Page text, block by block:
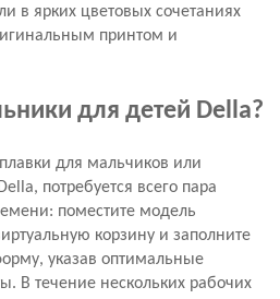
в ярких цветовых сочетаниях
принтом и
для детей Della?
для мальчиков или
потребуется всего пара
поместите модель
корзину и заполните
указав оптимальные
В течение нескольких рабочих